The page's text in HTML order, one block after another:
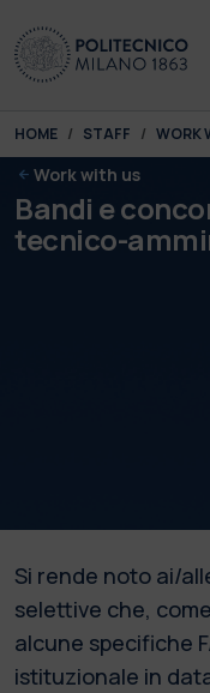
You are here:
HOME STAFF WORK
Work with us
Bandi e
tecnico-
Si rende noto ai/
selettive che,
alcune specifiche
istituzionale in